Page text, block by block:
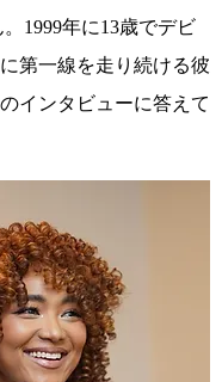
1999年に13歳でデビ
第一線を走り続ける彼
インタビューに答えて